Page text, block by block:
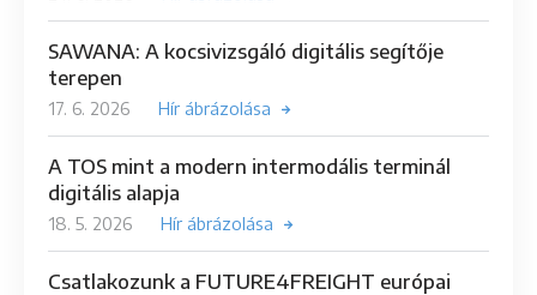
SAWANA: A kocsivizsgáló digitális segítője
terepen
17. 6. 2026 Hír ábrázolása
A TOS mint a modern intermodális terminál
digitális alapja
18. 5. 2026 Hír ábrázolása
Csatlakozunk a FUTURE4FREIGHT európai